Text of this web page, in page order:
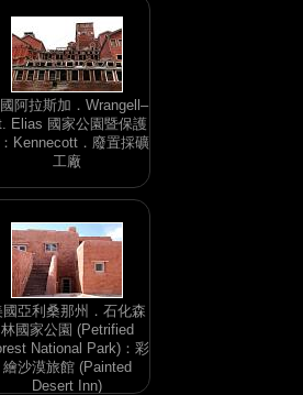
阿拉斯加．Wrangell–
Elias 國家公園暨保護
Kennecott．廢置採礦
工廠
國亞利桑那州．石化森
林國家公園 (Petrified
National Park)：彩
繪沙漠旅館 (Painted
Desert Inn)